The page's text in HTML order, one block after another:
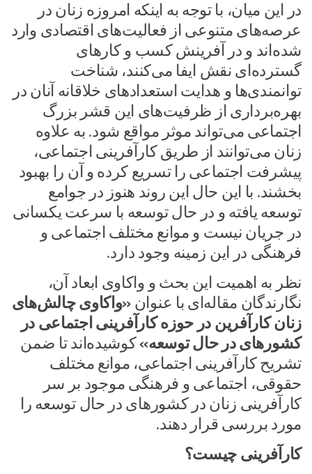
در این میان، با توجه به اینکه امروزه زنان در
عرصه‌های متنوعی از فعالیت‌های اقتصادی وارد
شده‌اند و در آفرینش کسب و کارهای
گسترده‌ای نقش ایفا می‌کنند، شناخت
توانمندی‌ها و هدایت استعدادهای خلاقانه آنان در
بهره‌برداری از ظرفیت‌های این قشر بزرگ
اجتماعی می‌تواند موثر مواقع شود. به علاوه
زنان می‌توانند از طریق کارآفرینی اجتماعی،
پیشرفت اجتماعی را تسریع کرده و آن را بهبود
بخشند. با این حال این روند هنوز در جوامع
توسعه یافته و در حال توسعه با سرعت یکسانی
در جریان نیست و موانع مختلف اجتماعی و
فرهنگی در این زمینه وجود دارد.
نظر به اهمیت این بحث و واکاوی ابعاد آن،
نگارندگان مقاله‌ای با عنوان «واکاوی چالش‌های
زنان کارآفرین در حوزه کارآفرینی اجتماعی در
کشورهای در حال توسعه»کوشیده‌اند تا ضمن
تشریح کارآفرینی اجتماعی، موانع مختلف
حقوقی، اجتماعی و فرهنگی موجود بر سر
کارآفرینی زنان در کشورهای در حال توسعه را
مورد بررسی قرار دهند.
کارآفرینی چیست؟